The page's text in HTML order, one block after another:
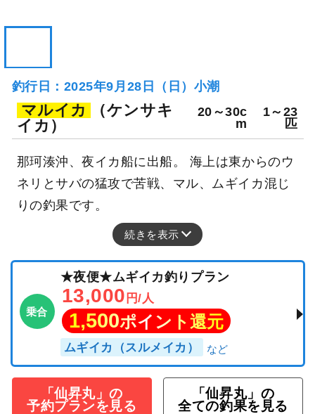
釣行日：2025年9月28日（日）小潮
マルイカ
（ケンサキ
イカ）
20～30c
m
1～23
匹
那珂湊沖、夜イカ船に出船。 海上は東からのウ
ネリとサバの猛攻で苦戦、マル、ムギイカ混じ
りの釣果です。
続きを表示
乗合
★夜便★ムギイカ釣りプラン
13,000 円/人
1,500ポイント還元
ムギイカ（スルメイカ）
「仙昇丸」の
予約プランを見る
「仙昇丸」の
全ての釣果を見る